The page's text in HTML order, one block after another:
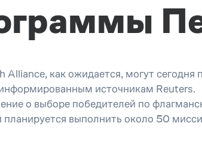
как ожидается, могут
источникам Reuters.
о выборе победителей по
планируется выполнить около 50